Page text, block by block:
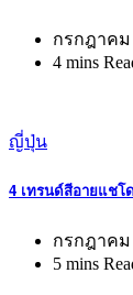
กรกฎาคม
4 mins
ญี่ปุ่น
4 เทรนด์สีอายแช
กรกฎาคม
5 mins